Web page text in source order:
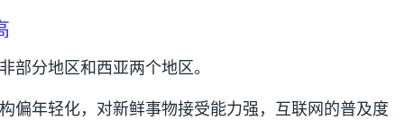
部分地区和西亚两个地区。
偏年轻化，对新鲜事物接受能力强，互联网的普及度